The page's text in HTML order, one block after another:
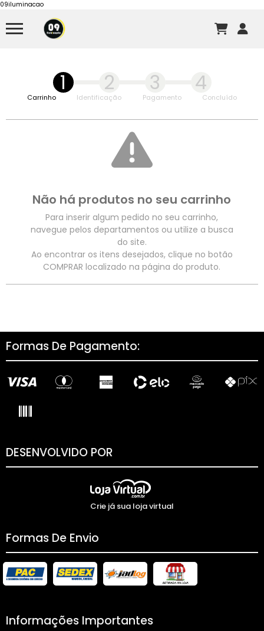
09iluminacao
1 2 3 4
Carrinho Identificação Pagamento Concluído
Não há produtos no seu carrinho
Para inserir algum pedido no seu carrinho,
navegue pelos departamentos ou utilize a busca
do site.
Ao encontrar os itens desejados, clique no botão
COMPRAR localizado na página do produto.
Formas De Pagamento:
DESENVOLVIDO POR
Crie já sua loja virtual
Formas De Envio
Informações Importantes